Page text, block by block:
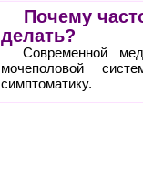
Почему
делать?
Современной
мочеполовой
симптоматику.